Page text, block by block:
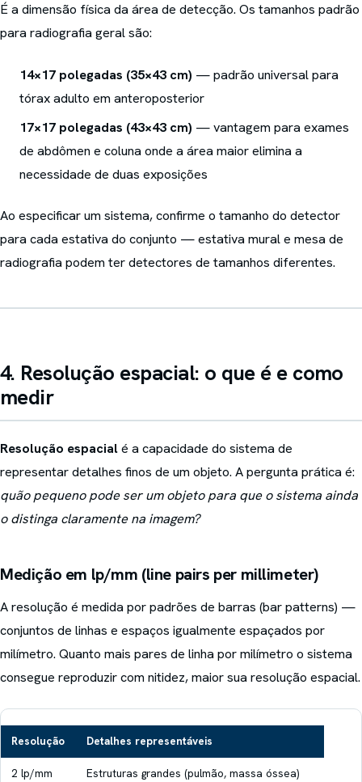
É a dimensão física da área de detecção. Os tamanhos padrão
para radiografia geral são:
14×17 polegadas (35×43 cm) — padrão universal para
tórax adulto em anteroposterior
17×17 polegadas (43×43 cm) — vantagem para exames
de abdômen e coluna onde a área maior elimina a
necessidade de duas exposições
Ao especificar um sistema, confirme o tamanho do detector
para cada estativa do conjunto — estativa mural e mesa de
radiografia podem ter detectores de tamanhos diferentes.
4. Resolução espacial: o que é e como
medir
Resolução espacialé a capacidade do sistema de
representar detalhes finos de um objeto. A pergunta prática é:
quão pequeno pode ser um objeto para que o sistema ainda
o distinga claramente na imagem?
Medição em lp/mm (line pairs per millimeter)
A resolução é medida por padrões de barras (bar patterns) —
conjuntos de linhas e espaços igualmente espaçados por
milímetro. Quanto mais pares de linha por milímetro o sistema
consegue reproduzir com nitidez, maior sua resolução espacial.
Resolução Detalhes representáveis
2 lp/mm Estruturas grandes (pulmão, massa óssea)